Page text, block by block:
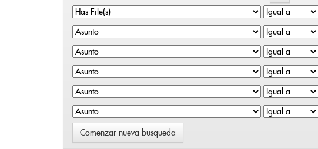
Comenzar nueva busqueda